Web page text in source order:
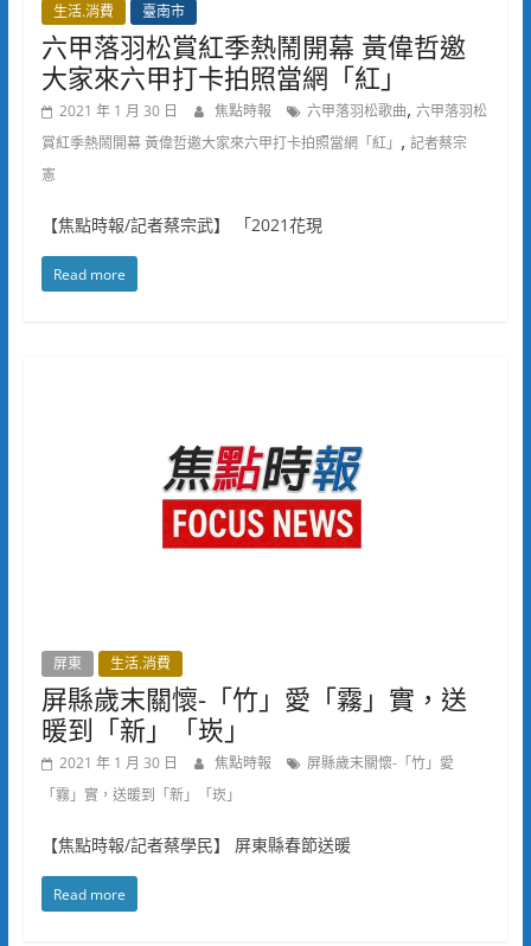
生活.消費 臺南市
六甲落羽松賞紅季熱鬧開幕 黃偉哲邀
大家來六甲打卡拍照當網「紅」
2021 年 1 月 30 日 焦點時報 六甲落羽松歌曲, 六甲落羽松
賞紅季熱鬧開幕 黃偉哲邀大家來六甲打卡拍照當網「紅」 , 記者蔡宗
憲
【焦點時報/記者蔡宗武】 「2021花現
Read more
屏東 生活.消費
屏縣歲末關懷-「竹」愛「霧」實，送
暖到「新」「崁」
2021 年 1 月 30 日 焦點時報
屏縣歲末關懷-「竹」愛
「霧」實，送暖到「新」「崁」
【焦點時報/記者蔡學民】 屏東縣春節送暖
Read more